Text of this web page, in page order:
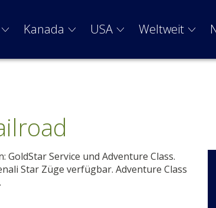
Kanada USA Weltweit
GoldStar Service und Adventure Class.
Star Züge verfügbar. Adventure Class